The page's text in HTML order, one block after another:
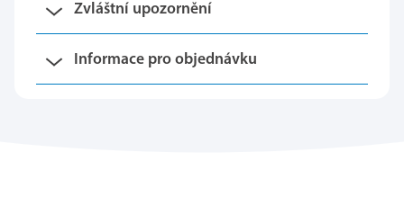
Zvláštní upozornění
Informace pro objednávku